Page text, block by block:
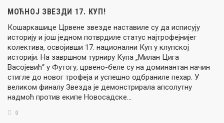
МОЋНОЈ ЗВЕЗДИ 17. КУП!
Кошаркашице Црвене звезде наставиле су да исписују
историју и још једном потврдиле статус најтрофејнијег
колектива, освојивши 17. национални Куп у клупској
историји. На завршном турниру Купа „Милан Цига
Васојевић“ у Футогу, црвено-беле су на доминантан начин
стигле до новог трофеја и успешно одбраниле пехар. У
великом финалу Звезда је демонстрирала апсолутну
надмоћ против екипе Новосадске…
0